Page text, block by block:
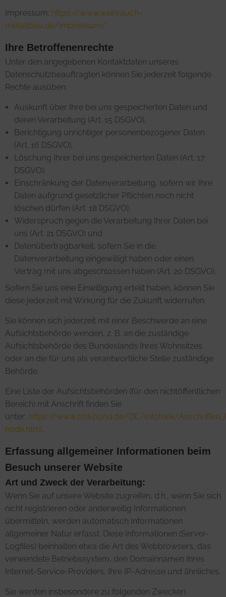
Impressum: https://www.weihrauch-
metallbau.de/impressum/
Ihre Betroffenenrechte
Unter den angegebenen Kontaktdaten unseres
Datenschutzbeauftragten können Sie jederzeit folgende
Rechte ausüben:
Auskunft über Ihre bei uns gespeicherten Daten und
deren Verarbeitung (Art. 15 DSGVO),
Berichtigung unrichtiger personenbezogener Daten
(Art. 16 DSGVO),
Löschung Ihrer bei uns gespeicherten Daten (Art. 17
DSGVO),
Einschränkung der Datenverarbeitung, sofern wir Ihre
Daten aufgrund gesetzlicher Pflichten noch nicht
löschen dürfen (Art. 18 DSGVO),
Widerspruch gegen die Verarbeitung Ihrer Daten bei
uns (Art. 21 DSGVO) und
Datenübertragbarkeit, sofern Sie in die
Datenverarbeitung eingewilligt haben oder einen
Vertrag mit uns abgeschlossen haben (Art. 20 DSGVO).
Sofern Sie uns eine Einwilligung erteilt haben, können Sie
diese jederzeit mit Wirkung für die Zukunft widerrufen.
Sie können sich jederzeit mit einer Beschwerde an eine
Aufsichtsbehörde wenden, z. B. an die zuständige
Aufsichtsbehörde des Bundeslands Ihres Wohnsitzes
oder an die für uns als verantwortliche Stelle zuständige
Behörde.
Eine Liste der Aufsichtsbehörden (für den nichtöffentlichen
Bereich) mit Anschrift finden Sie
unter: https://www.bfdi.bund.de/DE/Infothek/
node.html
Erfassung allgemeiner Informationen beim
Besuch unserer Website
Art und Zweck der Verarbeitung:
Wenn Sie auf unsere Website zugreifen, d.h., wenn Sie sich
nicht registrieren oder anderweitig Informationen
übermitteln, werden automatisch Informationen
allgemeiner Natur erfasst. Diese Informationen (Server-
Logfiles) beinhalten etwa die Art des Webbrowsers, das
verwendete Betriebssystem, den Domainnamen Ihres
Internet-Service-Providers, Ihre IP-Adresse und ähnliches.
Sie werden insbesondere zu folgenden Zwecken